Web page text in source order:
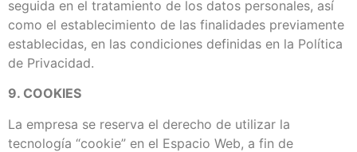
seguida en el tratamiento de los datos personales, así
como el establecimiento de las finalidades previamente
establecidas, en las condiciones definidas en la Política
de Privacidad.
9. COOKIES
La empresa se reserva el derecho de utilizar la
tecnología “cookie” en el Espacio Web, a fin de